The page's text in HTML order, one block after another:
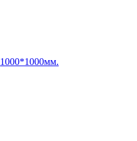
1000*1000мм.